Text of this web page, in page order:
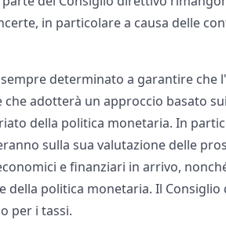
in particolare a causa delle
determinato a garantire che
adotterà un approccio basato
della politica monetaria. In
sulla sua valutazione delle
e finanziari in arrivo,
della politica monetaria. Il
per i tassi.